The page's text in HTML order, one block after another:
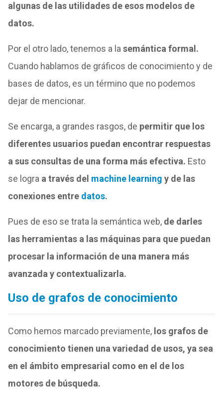
algunas de las utilidades de esos modelos de
datos.
Por el otro lado, tenemos a lasemántica formal.
Cuando hablamos de gráficos de conocimiento y de
bases de datos, es un término que no podemos
dejar de mencionar.
Se encarga, a grandes rasgos, de permitir que los
diferentes usuarios puedan encontrar respuestas
a sus consultas de una forma más efectiva. Esto
se logra a través del machine learning y de las
conexiones entre datos.
Pues de eso se trata la semántica web, de darles
las herramientas a las máquinas para que puedan
procesar la información de una manera más
avanzada y contextualizarla.
Uso de grafos de conocimiento
Como hemos marcado previamente, los grafos de
conocimiento tienen una variedad de usos, ya sea
en el ámbito empresarial como en el de los
motores de búsqueda.